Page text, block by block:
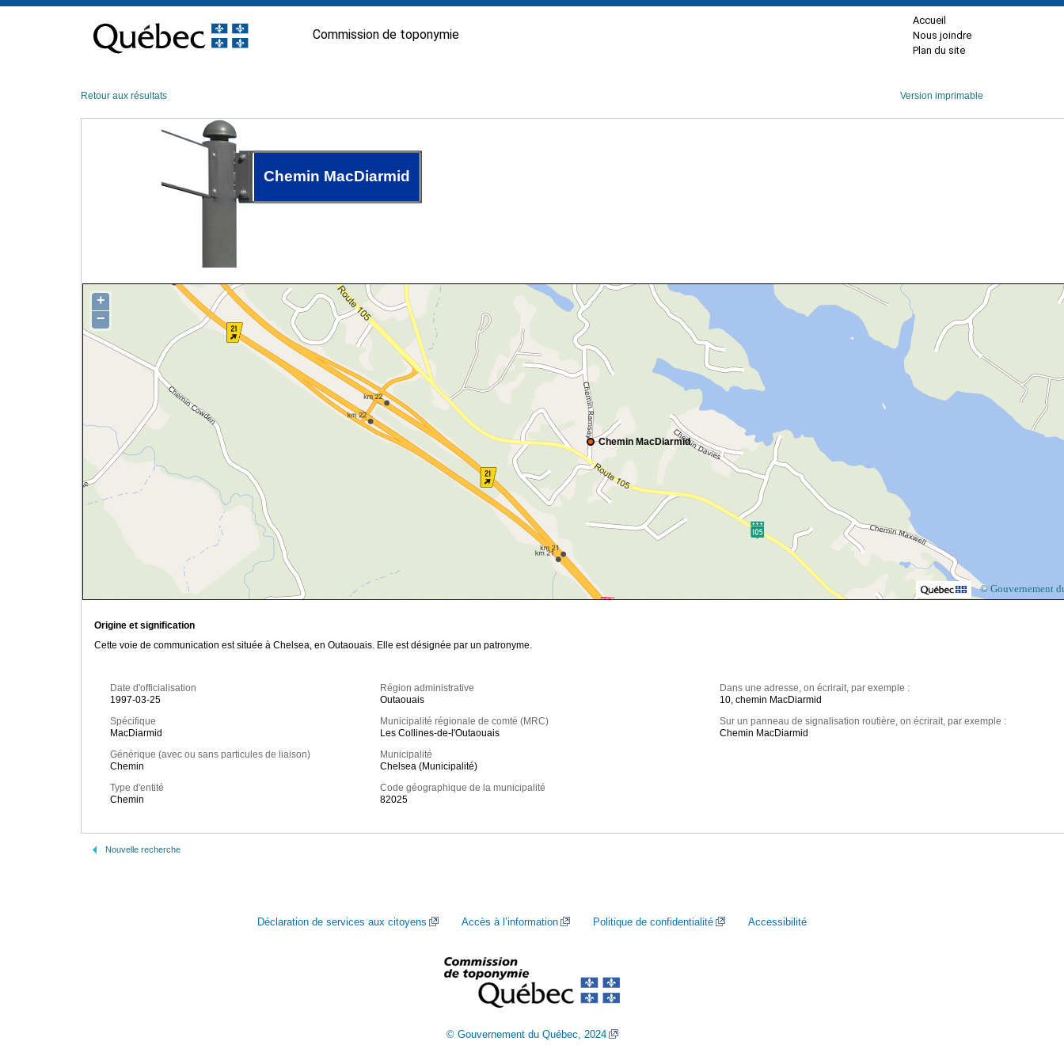
contenu
Commission de toponymie
Accueil
Nous joindre
Plan du site
Retour aux résultats Version imprimable
Chemin MacDiarmid
Chemin MacDiarmid
+
−
© Gouvernement
Origine et signification
Cette voie de communication est située à Chelsea, en Outaouais. Elle est désignée par un patronyme.
Date d'officialisation
1997-03-25
Spécifique
MacDiarmid
Générique (avec ou sans particules de liaison)
Chemin
Type d'entité
Chemin
Région administrative
Outaouais
Municipalité régionale de comté (MRC)
Les Collines-de-l'Outaouais
Municipalité
Chelsea (Municipalité)
Code géographique de la municipalité
82025
Dans une adresse, on écrirait, par exemple :
10, chemin MacDiarmid
Sur un panneau de signalisation routière, on écrirait, par exemple :
Chemin MacDiarmid
Nouvelle recherche
Déclaration de services aux citoyens Accès à l’information Politique de confidentialité Accessibilité
© Gouvernement du Québec, 2024